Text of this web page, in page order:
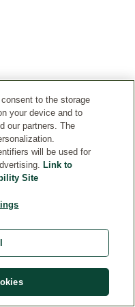
to the storage
your device and to
our partners. The
will be used for
Link to
Site